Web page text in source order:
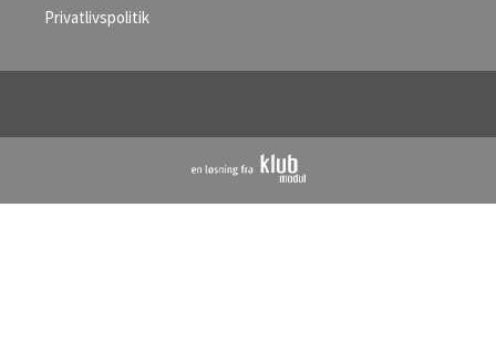
Privatlivspolitik